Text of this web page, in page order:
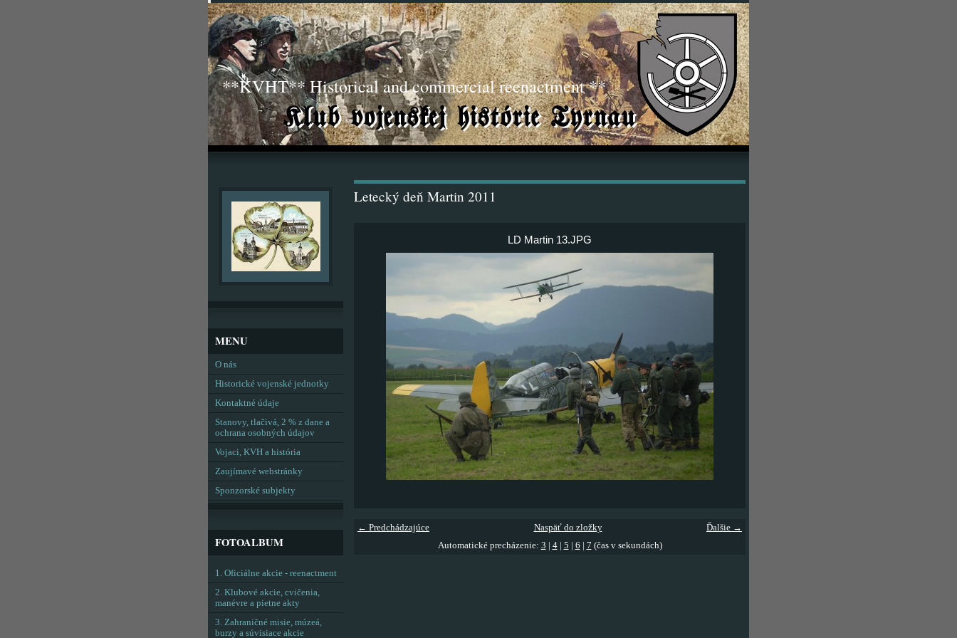
**KVHT** Historical and commercial reenactment **
Letecký deň Martin 2011
LD Martin 13.JPG
← Predchádzajúce Ďalšie →
Naspäť do zložky
Automatické precházenie: 3 4| 5 6 7 (čas v sekundách)
MENU
O nás
Historické vojenské jednotky
Kontaktné údaje
Stanovy, tlačivá, 2 % z dane a
ochrana osobných údajov
Vojaci, KVH a história
Zaujímavé webstránky
Sponzorské subjekty
FOTOALBUM
1. Oficiálne akcie - reenactment
2. Klubové akcie, cvičenia,
manévre a pietne akty
3. Zahraničné misie, múzeá,
burzy a súvisiace akcie